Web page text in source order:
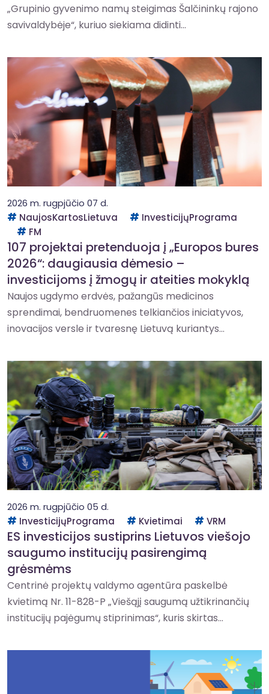
„Grupinio gyvenimo namų steigimas Šalčininkų rajono
savivaldybėje“, kuriuo siekiama didinti...
2026 m. rugpjūčio 07 d.
NaujosKartosLietuva
InvesticijųPrograma
FM
107 projektai pretenduoja į „Europos bures
2026“: daugiausia dėmesio –
investicijoms į žmogų ir ateities mokyklą
Naujos ugdymo erdvės, pažangūs medicinos
sprendimai, bendruomenes telkiančios iniciatyvos,
inovacijos versle ir tvaresnę Lietuvą kuriantys...
2026 m. rugpjūčio 05 d.
InvesticijųPrograma
Kvietimai VRM
ES investicijos sustiprins Lietuvos viešojo
saugumo institucijų pasirengimą
grėsmėms
Centrinė projektų valdymo agentūra paskelbė
kvietimą Nr. 11-828-P „Viešąjį saugumą užtikrinančių
institucijų pajėgumų stiprinimas“, kuris skirtas...